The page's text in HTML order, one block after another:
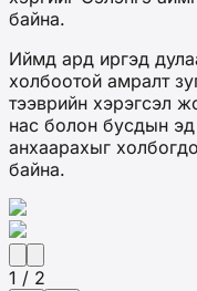
байна.
Иймд ард иргэд
холбоотой амралт
тээврийн хэрэгсэл
нас болон бусдын
анхаарахыг
байна.
1 / 2